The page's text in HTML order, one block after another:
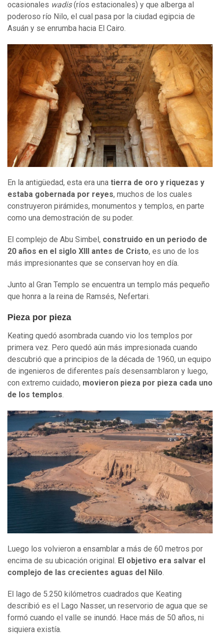
ocasionales wadis(ríos estacionales) y que alberga al
poderoso río Nilo, el cual pasa por la ciudad egipcia de
Asuán y se enrumba hacia El Cairo.
En la antigüedad, esta era una tierra de oro y riquezas y
estaba gobernada por reyes, muchos de los cuales
construyeron pirámides, monumentos y templos, en parte
como una demostración de su poder.
El complejo de Abu Simbel, construido en un periodo de
20 años en el siglo XIII antes de Cristo, es uno de los
más impresionantes que se conservan hoy en día.
Junto al Gran Templo se encuentra un templo más pequeño
que honra a la reina de Ramsés, Nefertari.
Pieza por pieza
Keating quedó asombrada cuando vio los templos por
primera vez. Pero quedó aún más impresionada cuando
descubrió que a principios de la década de 1960, un equipo
de ingenieros de diferentes país desensamblaron y luego,
con extremo cuidado, movieron pieza por pieza cada uno
de los templos.
Luego los volvieron a ensamblar a más de 60 metros por
encima de su ubicación original. El objetivo era salvar el
complejo de las crecientes aguas del Nilo.
El lago de 5.250 kilómetros cuadrados que Keating
describió es el Lago Nasser, un reservorio de agua que se
formó cuando el valle se inundó. Hace más de 50 años, ni
siquiera existía.